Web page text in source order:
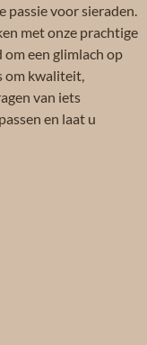
passie voor sieraden.
met onze prachtige
om een glimlach op
om kwaliteit,
van iets
en laat u